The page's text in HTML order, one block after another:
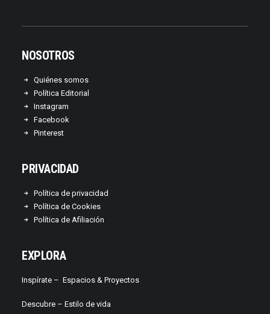
NOSOTROS
Quiénes somos
Política Editorial
Instagram
Facebook
Pinterest
PRIVACIDAD
Política de privacidad
Política de Cookies
Política de Afiliación
EXPLORA
Inspírate – Espacios & Proyectos
Descubre – Estilo de vida